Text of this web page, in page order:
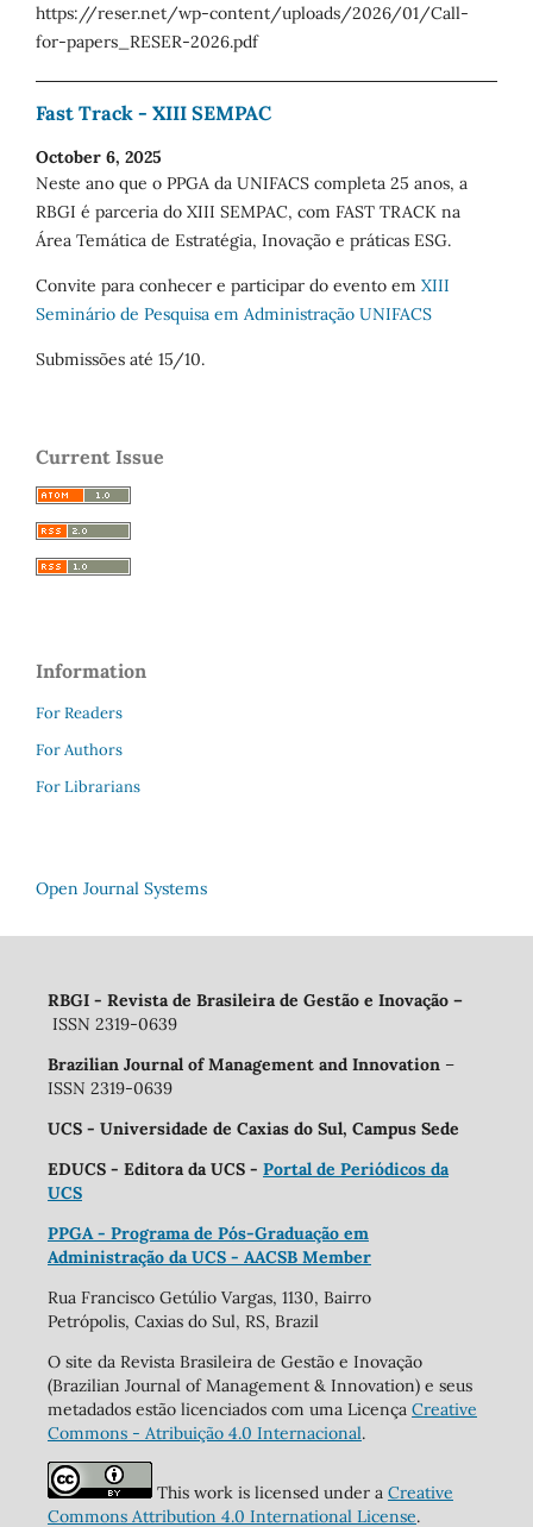
https://reser.net/wp-content/uploads/2026/01/Call-
for-papers_RESER-2026.pdf
Fast Track - XIII SEMPAC
October 6, 2025
Neste ano que o PPGA da UNIFACS completa 25 anos, a
RBGI é parceria do XIII SEMPAC, com FAST TRACK na
Área Temática de Estratégia, Inovação e práticas ESG.
Convite para conhecer e participar do evento em XIII
Seminário de Pesquisa em Administração UNIFACS
Submissões até 15/10.
Current Issue
Information
For Readers
For Authors
For Librarians
Open Journal Systems
RBGI - Revista de Brasileira de Gestão e Inovação –
ISSN 2319-0639
Brazilian Journal of Management and Innovation –
ISSN 2319-0639
UCS - Universidade de Caxias do Sul, Campus Sede
EDUCS - Editora da UCS - Portal de Periódicos da
UCS
PPGA - Programa de Pós-Graduação em
Administração da UCS - AACSB Member
Rua Francisco Getúlio Vargas, 1130, Bairro
Petrópolis, Caxias do Sul, RS, Brazil
O site da Revista Brasileira de Gestão e Inovação
(Brazilian Journal of Management & Innovation) e seus
metadados estão licenciados com uma Licença Creative
Commons - Atribuição 4.0 Internacional.
This work is licensed under a Creative
Commons Attribution 4.0 International License.